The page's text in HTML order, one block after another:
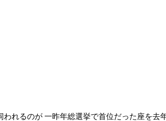
れるのが 一昨年総選挙で首位だった座を